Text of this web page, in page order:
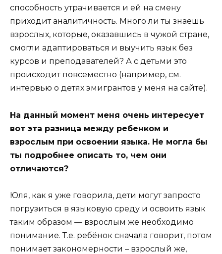
способность утрачивается и ей на смену
приходит аналитичность. Много ли ты знаешь
взрослых, которые, оказавшись в чужой стране,
смогли адаптироваться и выучить язык без
курсов и преподавателей? А с детьми это
происходит повсеместно (например, см.
интервью о детях эмигрантов у меня на сайте).
На данный момент меня очень интересует
вот эта разница между ребенком и
взрослым при освоении языка. Не могла бы
ты подробнее описать то, чем они
отличаются?
Юля, как я уже говорила, дети могут запросто
погрузиться в языковую среду и освоить язык
таким образом — взрослым же необходимо
понимание. Т.е. ребёнок сначала говорит, потом
понимает закономерности – взрослый же,